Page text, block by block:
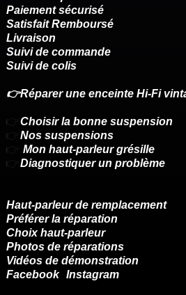
Paiement sécurisé
Satisfait Remboursé
Livraison
Suivi de commande
Suivi de colis
👉Réparer une enceinte Hi-Fi
👉 Choisir la bonne suspension
👉 Nos suspensions
👉 Mon haut-parleur grésille
👉 Diagnostiquer un problème
Haut-parleur de remplacement
Préférer la réparation
Choix haut-parleur
Photos de réparations
Vidéos de démonstration
Facebook Instagram